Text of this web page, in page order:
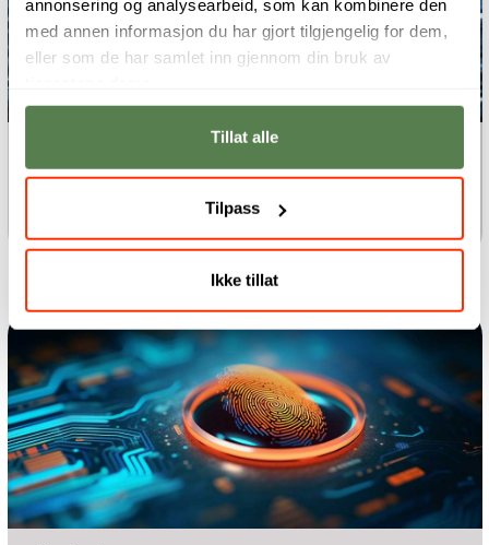
annonsering og analysearbeid, som kan kombinere den
med annen informasjon du har gjort tilgjengelig for dem,
eller som de har samlet inn gjennom din bruk av
Tillat alle
Tilpass
Ikke tillat
Digital Assurance and Security